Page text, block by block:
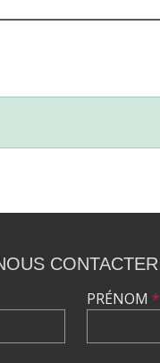
CONTACTER
PRÉNOM *